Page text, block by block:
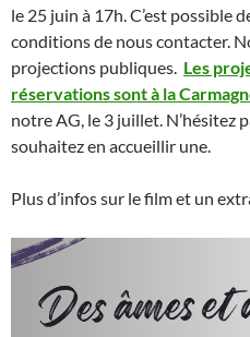
le 25 juin à 17h. C’est possible
conditions de nous contacter.
projections publiques. Les
réservations sont à la
notre AG, le 3 juillet. N’hésitez
souhaitez en accueillir une.
Plus d’infos sur le film et un